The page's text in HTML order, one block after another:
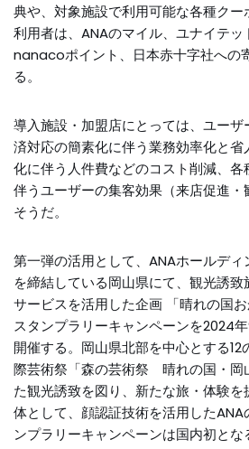
典や、対象施設で利用可能な各種クー
利用者は、ANAのマイル、ユナイテッ
nanacoポイント、日本赤十字社への
る。
導入施設・加盟店にとっては、ユー
済対応の簡素化に伴う業務効率化と省
化に伴う人件費などのコスト削減、
伴うユーザーの集客効果（来店促進・
そうだ。
第一弾の活用として、ANAホールデ
を締結している岡山県にて、観光誘
サービスを活用した企画 「晴れの国
スタンプラリーキャンペーンを2024
開催する。岡山県北部を中心とする
際芸術祭「森の芸術祭 晴れの国・岡
た観光誘致を図り、新たな旅・体験
体として、顔認証技術を活用したANA
ンプラリーキャンペーンは国内初とな